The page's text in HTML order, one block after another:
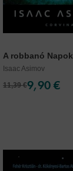
A robbanó Napok
Isaac Asimov
11,39 €9,90 €